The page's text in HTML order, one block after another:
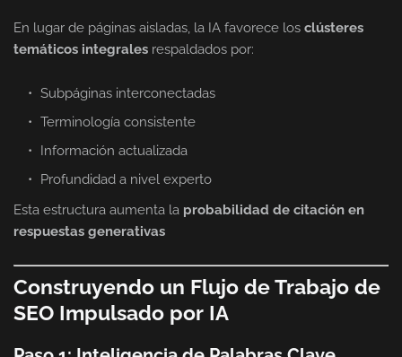
En lugar de páginas aisladas, la IA favorece los clústeres
temáticos integrales respaldados por:
Subpáginas interconectadas
Terminología consistente
Información actualizada
Profundidad a nivel experto
Esta estructura aumenta la probabilidad de citación en
respuestas generativas
Construyendo un Flujo de Trabajo de
SEO Impulsado por IA